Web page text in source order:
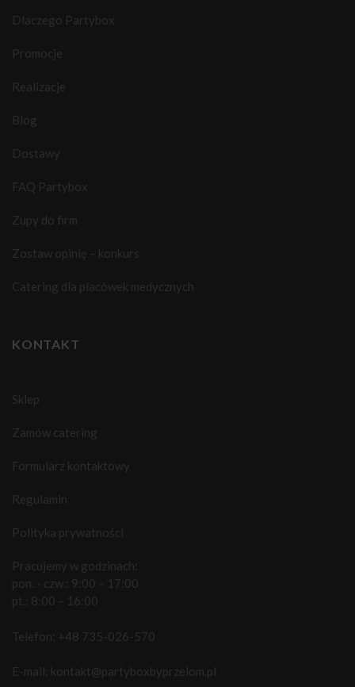
Dlaczego Partybox
Promocje
Realizacje
Blog
Dostawy
FAQ Partybox
Zupy do firm
Zostaw opinię – konkurs
Catering dla placówek medycznych
KONTAKT
Sklep
Zamów catering
Formularz kontaktowy
Regulamin
Polityka prywatności
Pracujemy w godzinach:
pon. - czw.: 9:00 – 17:00
pt.: 8:00 – 16:00
Telefon: +48 735-026-570
E-mail: kontakt@partyboxbyprzelom.pl